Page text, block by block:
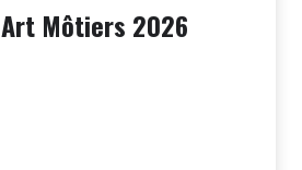
Art Môtiers 2026